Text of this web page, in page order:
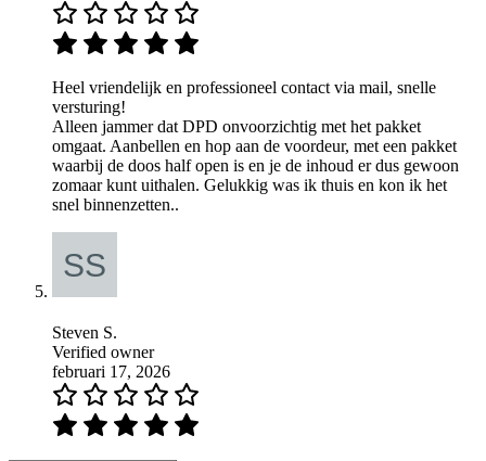
Heel vriendelijk en professioneel contact via mail, snelle
versturing!
Alleen jammer dat DPD onvoorzichtig met het pakket
omgaat. Aanbellen en hop aan de voordeur, met een pakket
waarbij de doos half open is en je de inhoud er dus gewoon
zomaar kunt uithalen. Gelukkig was ik thuis en kon ik het
snel binnenzetten..
Steven S.
Verified owner
februari 17, 2026